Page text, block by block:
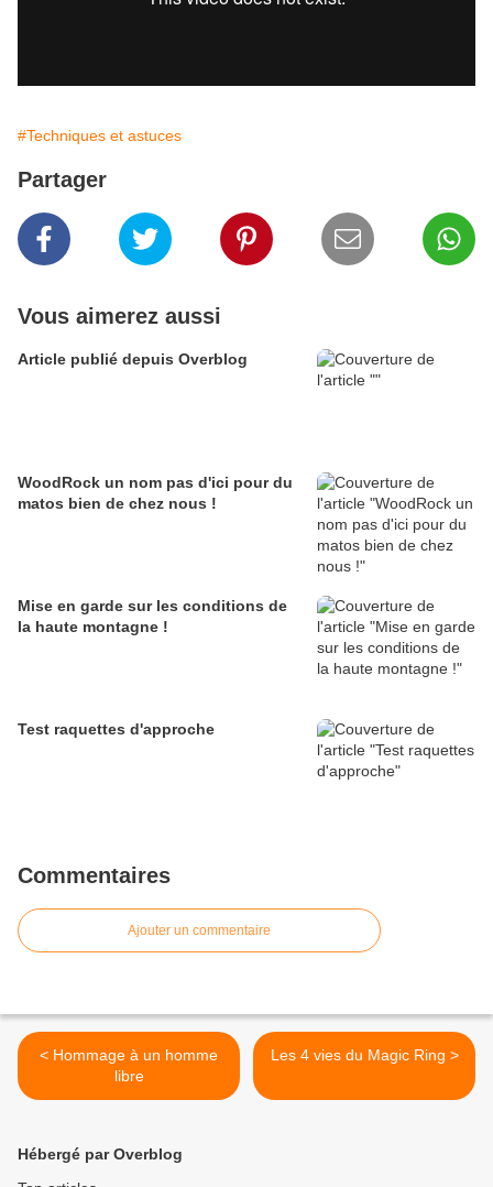
#Techniques et astuces
Partager
Vous aimerez aussi
Article publié depuis Overblog
WoodRock un nom pas d'ici pour du
matos bien de chez nous !
Mise en garde sur les conditions de
la haute montagne !
Test raquettes d'approche
Commentaires
Ajouter un commentaire
< Hommage à un homme
libre
Les 4 vies du Magic Ring >
Hébergé par Overblog